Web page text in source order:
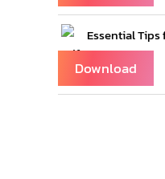
Essential
Download